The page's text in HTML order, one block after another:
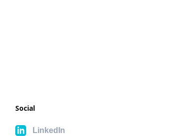
Social
LinkedIn